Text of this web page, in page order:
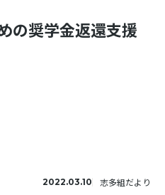
の奨学金返還支援
2022.03.10 志多組だより